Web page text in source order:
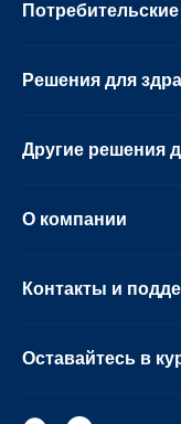
Решения для
Другие решения
О компании
Контакты и
Оставайтесь в